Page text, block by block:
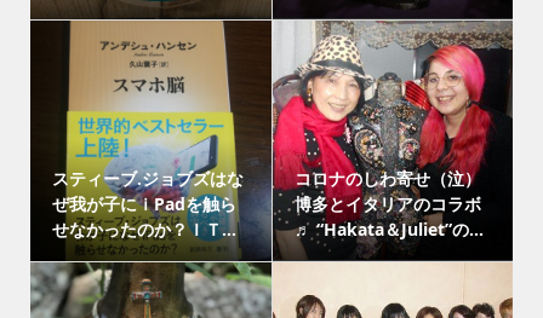
スティーブ.ジョブズはな
ぜ我が子にｉPadを触ら
せなかったのか？ＩＴ...
コロナのしわ寄せ（泣）
博多とイタリアのコラボ
♬ “Hakata＆Juliet”の...